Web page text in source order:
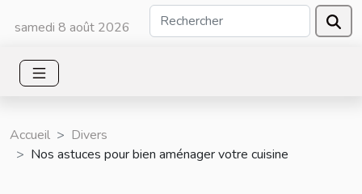
samedi 8 août 2026
Accueil
Divers
Nos astuces pour bien aménager votre cuisine